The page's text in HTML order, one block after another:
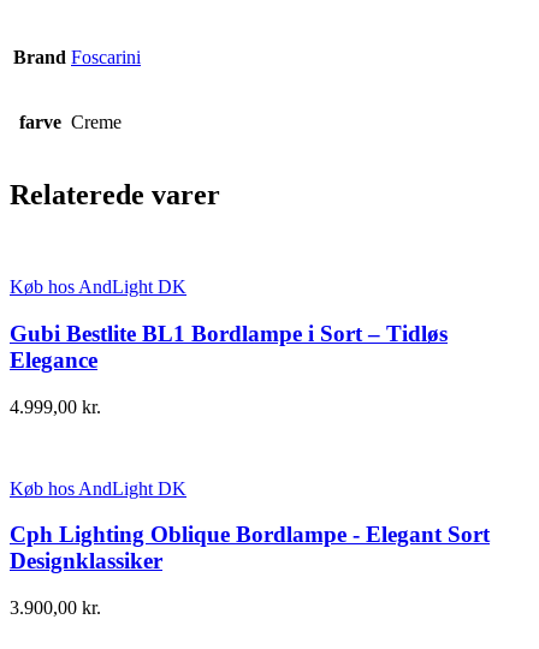
Brand Foscarini
farve Creme
Relaterede varer
Køb hos AndLight DK
Gubi Bestlite BL1 Bordlampe i Sort – Tidløs
Elegance
4.999,00 kr.
Køb hos AndLight DK
Cph Lighting Oblique Bordlampe - Elegant Sort
Designklassiker
3.900,00 kr.